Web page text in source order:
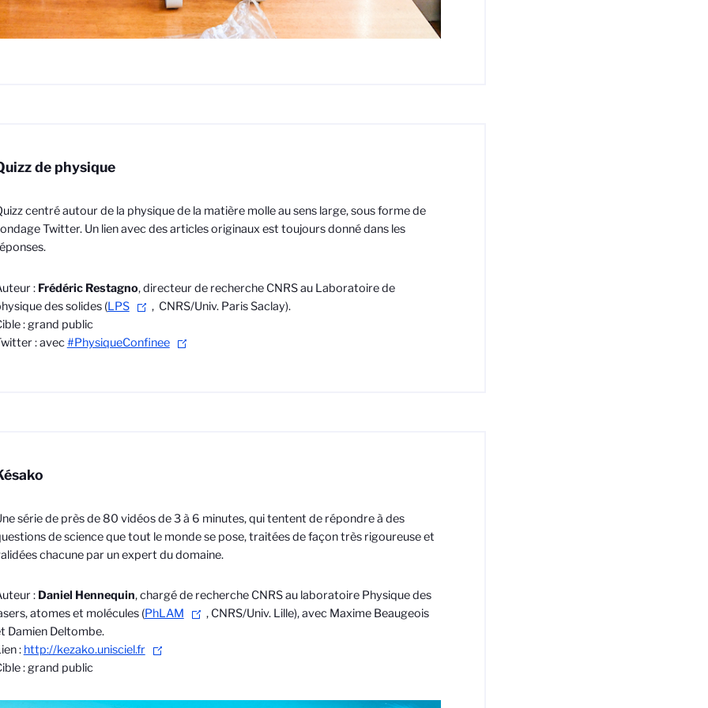
de physique
centré autour de la physique de la matière molle au sens large, sous forme de
Twitter. Un lien avec des articles originaux est toujours donné dans les
: Frédéric Restagno,directeur de recherche CNRS au Laboratoire de
des solides (LPS
, CNRS/Univ. Paris Saclay).
: grand public
: avec#PhysiqueConfinee
série de près de 80 vidéos de 3 à 6 minutes, qui tentent de répondre à des
de science que tout le monde se pose, traitées de façon très rigoureuse et
chacune par un expert du domaine.
: Daniel Hennequin, chargé de recherche CNRS au laboratoire Physique des
atomes et molécules (PhLAM
, CNRS/Univ. Lille), avec Maxime Beaugeois
Damien Deltombe.
: http://kezako.unisciel.fr
: grand public